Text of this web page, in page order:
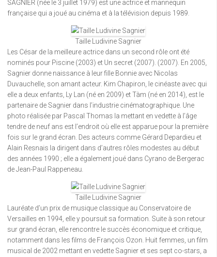
SAGNIER (née le 3 juillet 1979) est une actrice et mannequin
française qui a joué au cinéma et à la télévision depuis 1989.
Taille Ludivine Sagnier
Les César de la meilleure actrice dans un second rôle ont été
nominés pour Piscine (2003) et Un secret (2007). (2007). En 2005,
Sagnier donne naissance à leur fille Bonnie avec Nicolas
Duvauchelle, son amant acteur. Kim Chapiron, le cinéaste avec qui
elle a deux enfants, Ly Lan (né en 2009) et Tàm (né en 2014), est le
partenaire de Sagnier dans l’industrie cinématographique. Une
photo réalisée par Pascal Thomas la mettant en vedette à l’âge
tendre de neuf ans est l’endroit où elle est apparue pour la première
fois sur le grand écran. Des acteurs comme Gérard Depardieu et
Alain Resnais la dirigent dans d’autres rôles modestes au début
des années 1990 ; elle a également joué dans Cyrano de Bergerac
de Jean-Paul Rappeneau.
Taille Ludivine Sagnier
Lauréate d’un prix de musique classique au Conservatoire de
Versailles en 1994, elle y poursuit sa formation. Suite à son retour
sur grand écran, elle rencontre le succès économique et critique,
notamment dans les films de François Ozon. Huit femmes, un film
musical de 2002 mettant en vedette Sagnier et ses sept co-stars, a